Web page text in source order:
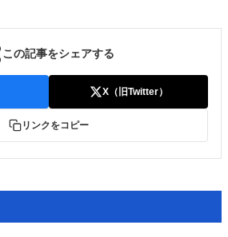
この記事をシェアする
X（旧Twitter）
リンクをコピー